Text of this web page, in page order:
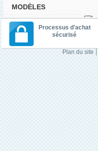
MODÈLES
Processus d'achat
sécurisé
Plan du site